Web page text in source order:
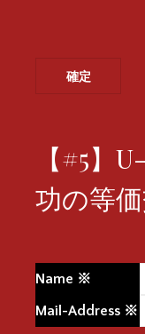
【#5】
功の等
Name ※
Mail-Address ※